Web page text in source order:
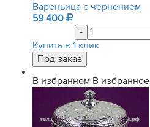
Вареньица с чернением
59 400
-
Купить в 1 клик
В избранном В избранное